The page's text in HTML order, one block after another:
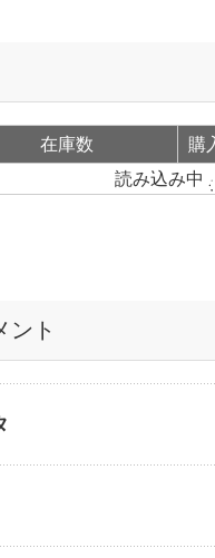
在庫数
購
読み込み中
ント